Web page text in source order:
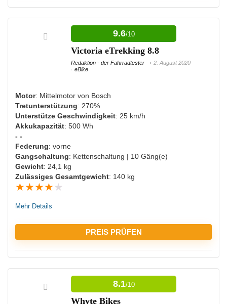
VORTEILE:
Hohe Reichweite
Beleuchtung vorhanden
NACHTEILE:
Nicht für sehr schwere Menschen geeignet
Hoher Preis
9.6/10
Victoria eTrekking 8.8
Redaktion - der Fahrradtester
2. August 2020
eBike
Motor: Mittelmotor von Bosch
Tretunterstützung: 270%
Unterstütze Geschwindigkeit: 25 km/h
Akkukapazität: 500 Wh
- -
Federung: vorne
Gangschaltung: Kettenschaltung | 10 Gäng(e)
Gewicht: 24,1 kg
Zulässiges Gesamtgewicht: 140 kg
★★★★ ★
Mehr Details
PREIS PRÜFEN
VORTEILE:
Der Akku wird schnell geladen8.1/10
Whyte Bikes